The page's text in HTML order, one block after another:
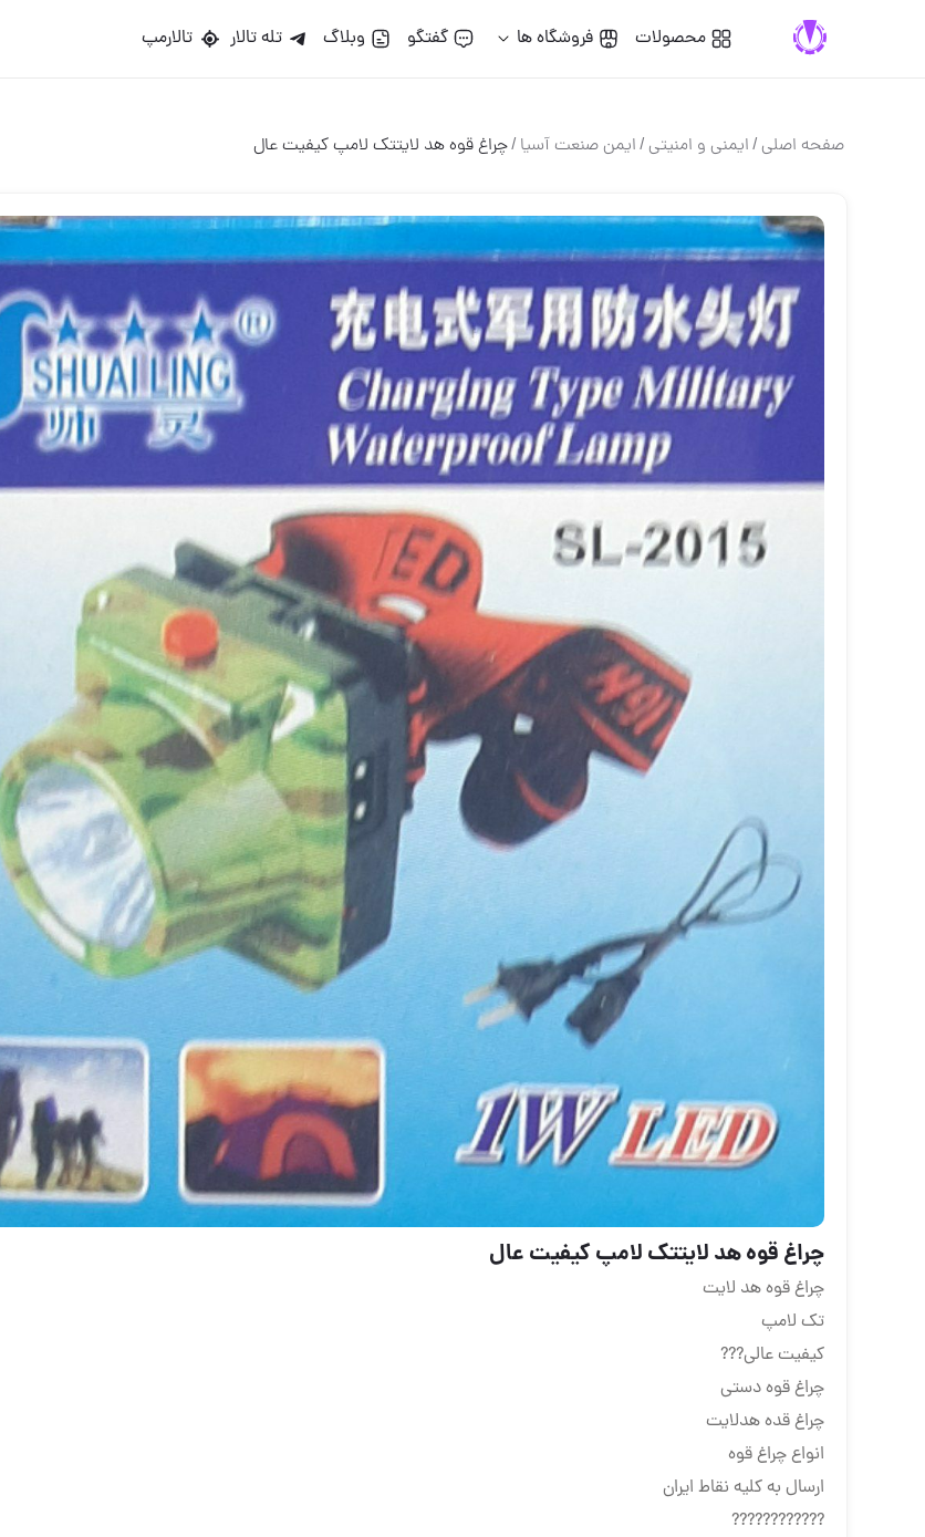
محصولات فروشگاه ها گفتگو وبلاگ تله تالار تالارمپ
صفحه اصلی/ایمنی و امنیتی/ایمن صنعت آسیا /چراغ قوه هد لایتتک لامپ کیفیت عال
چراغ قوه هد لایتتک لامپ کیفیت عال
چراغ قوه هد لایت
تک لامپ
کیفیت عالی???
چراغ قوه دستی
چراغ قده هدلایت
انواع چراغ قوه
ارسال به کلیه نقاط ایران
????????????